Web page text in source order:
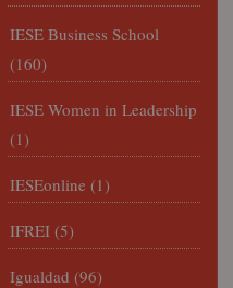
IESE Business School
(160)
IESE Women in Leadership
(1)
IESEonline (1)
IFREI (5)
Igualdad (96)